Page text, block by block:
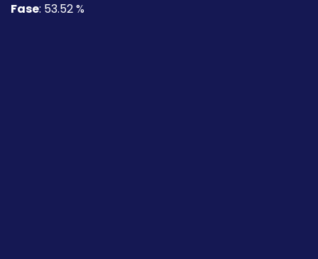
Fase: 53.52 %